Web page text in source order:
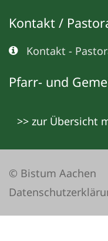
Kontakt /
Kontakt -
Pfarr- und
>> zur Übersicht
© Bistum Aachen